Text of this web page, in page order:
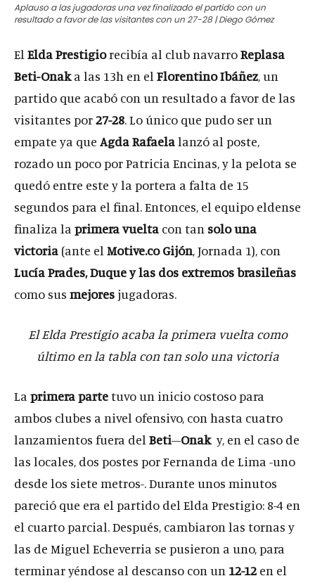
Aplauso a las jugadoras una vez finalizado el partido con un
resultado a favor de las visitantes con un 27-28 | Diego Gómez
El Elda Prestigiorecibía al club navarroReplasa
Beti-Onaka las 13h en el Florentino Ibáñez, un
partido que acabó con un resultado a favor de las
visitantes por27-28. Lo único que pudo ser un
empate ya que Agda Rafaelalanzó al poste,
rozado un poco por Patricia Encinas, y la pelota se
quedó entre este y la portera a falta de 15
segundos para el final. Entonces, el equipo eldense
finaliza la primera vuelta con tan solo una
victoria (ante el Motive.co Gijón, Jornada 1), con
Lucía Prades, Duque y las dos extremos brasileñas
como sus mejores jugadoras.
El Elda Prestigio acaba la primera vuelta como
último en la tabla con tan solo una victoria
La primera partetuvo un inicio costoso para
ambos clubes a nivel ofensivo, con hasta cuatro
lanzamientos fuera del Beti–Onaky, en el caso de
las locales, dos postes por Fernanda de Lima -uno
desde los siete metros-. Durante unos minutos
pareció que era el partido del Elda Prestigio: 8-4 en
el cuarto parcial. Después, cambiaron las tornas y
las de Miguel Echeverria se pusieron a uno, para
terminar yéndose al descanso con un 12-12 en el